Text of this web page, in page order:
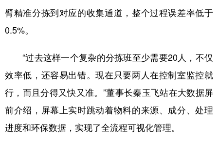
臂精准分拣到对应的收集通道，整个过程误差率低于
0.5%。
“过去这样一个复杂的分拣班至少需要20人，不仅
效率低，还容易出错。现在只要两人在控制室监控就
行，而且分得又快又准。”董事长秦玉飞站在大数据屏
前介绍，屏幕上实时跳动着物料的来源、成分、处理
进度和环保数据，实现了全流程可视化管理。